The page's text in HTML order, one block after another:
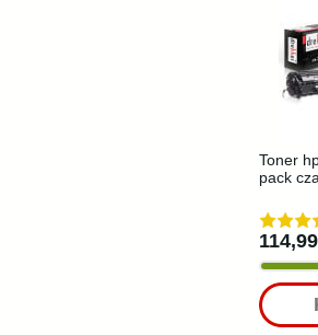
Toner
pack